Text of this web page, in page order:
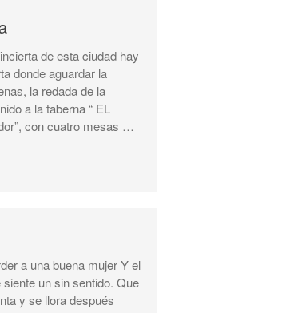
de esta ciudad hay
donde aguardar la
la redada de la
a la taberna “ EL
con cuatro mesas …
a una buena mujer Y el
un sin sentido. Que
y se llora después